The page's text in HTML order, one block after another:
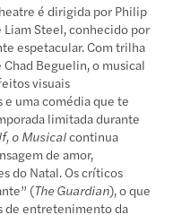
é dirigida por Philip
Steel, conhecido por
espetacular. Com trilha
Beguelin, o musical
visuais
uma comédia que te
limitada durante
o Musicalcontinua
de amor,
do Natal. Os críticos
(The Guardian), o que
de entretenimento da